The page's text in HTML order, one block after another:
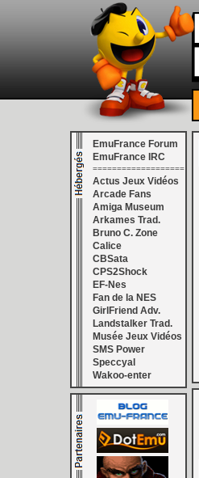
EmuFrance Forum
EmuFrance IRC
===================
Actus Jeux Vidéos
Arcade Fans
Amiga Museum
Arkames Trad.
Bruno C. Zone
Calice
CBSata
CPS2Shock
EF-Nes
Fan de la NES
GirlFriend Adv.
Landstalker Trad.
Musée Jeux Vidéos
SMS Power
Speccyal
Wakoo-enter